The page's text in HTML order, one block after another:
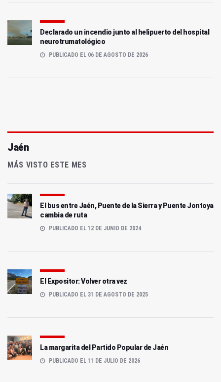
Declarado un incendio junto al helipuerto del hospital
neurotrumatológico
PUBLICADO EL 06 DE AGOSTO DE 2026
Jaén
MÁS VISTO ESTE MES
El bus entre Jaén, Puente de la Sierra y Puente Jontoya
cambia de ruta
PUBLICADO EL 12 DE JUNIO DE 2024
El Expositor: Volver otra vez
PUBLICADO EL 31 DE AGOSTO DE 2025
La margarita del Partido Popular de Jaén
PUBLICADO EL 11 DE JULIO DE 2026